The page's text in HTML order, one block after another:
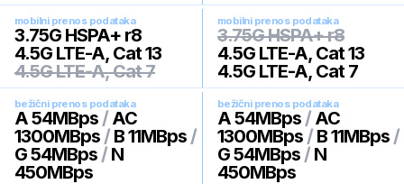
mobilni prenos podataka
3.75G HSPA+ r8
4.5G LTE-A, Cat 13
4.5G LTE-A, Cat 7
mobilni prenos podataka
3.75G HSPA+ r8
4.5G LTE-A, Cat 13
4.5G LTE-A, Cat 7
bežični prenos podataka
A 54MBps / AC
1300MBps / B 11MBps /
G 54MBps / N
450MBps
bežični prenos podataka
A 54MBps / AC
1300MBps / B 11MBps /
G 54MBps / N
450MBps